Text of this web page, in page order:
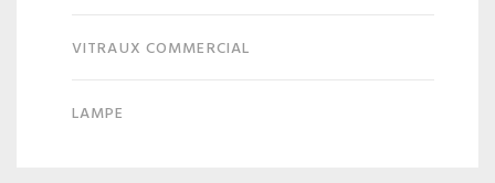
VITRAUX COMMERCIAL
LAMPE